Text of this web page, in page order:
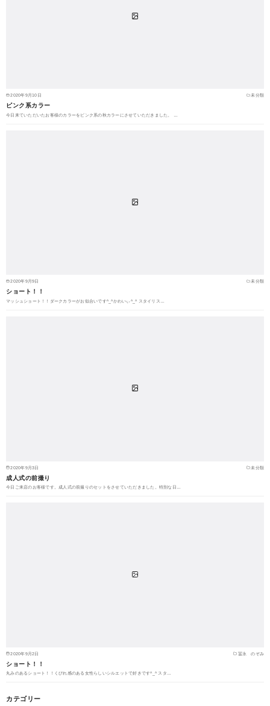
2020年9月10日 未分類
ピンク系カラー
今日来ていただいたお客様のカラーをピンク系の秋カラーにさせていただきました。 …
2020年9月9日 未分類
ショート！！
マッシュショート！！ダークカラーがお似合いです^_^かわいぃ^_^ スタイリス…
2020年9月3日 未分類
成人式の前撮り
今日ご来店のお客様です。成人式の前撮りのセットをさせていただきました。特別な日…
2020年9月2日 冨永 のぞみ
ショート！！
丸みのあるショート！！くびれ感のある女性らしいシルエットで好きです^_^ スタ…
カテゴリー